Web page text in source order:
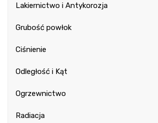
Lakiernictwo i Antykorozja
Grubość powłok
Ciśnienie
Odległość i Kąt
Ogrzewnictwo
Radiacja